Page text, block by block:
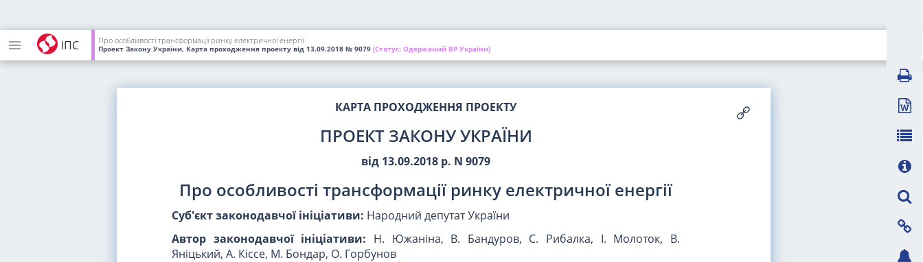
ІПС Про особливості трансформації ринку електричної енергії
Проект Закону України, Карта проходження проекту від 13.09.2018 № 9079 (Статус: Одержаний ВР України)
КАРТА ПРОХОДЖЕННЯ ПРОЕКТУ
ПРОЕКТ ЗАКОНУ УКРАЇНИ
від 13.09.2018 р. N 9079
Про особливості трансформації ринку електричної енергії
Суб'єкт законодавчої ініціативи: Народний депутат України
Автор законодавчої ініціативи: Н. Южаніна, В. Бандуров, С. Рибалка, І. Молоток, В.
Яніцький, А. Кіссе, М. Бондар, О. Горбунов